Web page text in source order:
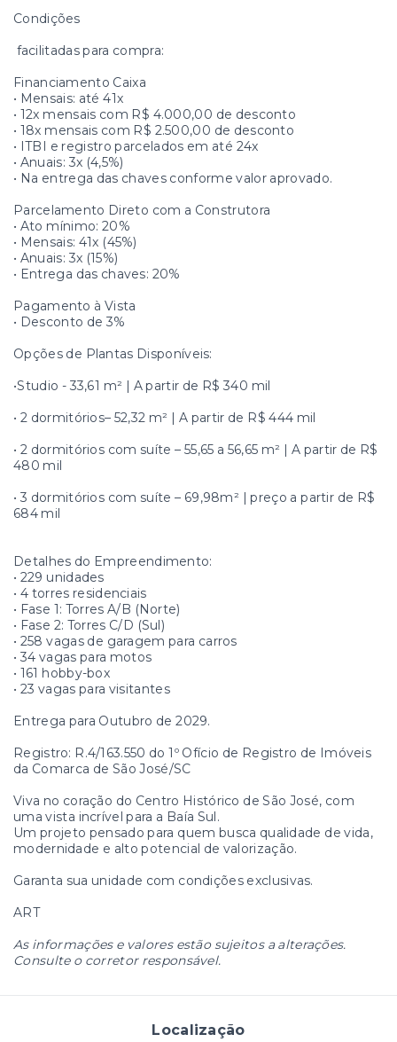
Condições
facilitadas para compra:
Financiamento Caixa
• Mensais: até 41x
• 12x mensais com R$ 4.000,00 de desconto
• 18x mensais com R$ 2.500,00 de desconto
• ITBI e registro parcelados em até 24x
• Anuais: 3x (4,5%)
• Na entrega das chaves conforme valor aprovado.
Parcelamento Direto com a Construtora
• Ato mínimo: 20%
• Mensais: 41x (45%)
• Anuais: 3x (15%)
• Entrega das chaves: 20%
Pagamento à Vista
• Desconto de 3%
Opções de Plantas Disponíveis:
•Studio - 33,61 m² | A partir de R$ 340 mil
• 2 dormitórios– 52,32 m² | A partir de R$ 444 mil
• 2 dormitórios com suíte – 55,65 a 56,65 m² | A partir de R$
480 mil
• 3 dormitórios com suíte – 69,98m² | preço a partir de R$
684 mil
Detalhes do Empreendimento:
• 229 unidades
• 4 torres residenciais
• Fase 1: Torres A/B (Norte)
• Fase 2: Torres C/D (Sul)
• 258 vagas de garagem para carros
• 34 vagas para motos
• 161 hobby-box
• 23 vagas para visitantes
Entrega para Outubro de 2029.
Registro: R.4/163.550 do 1º Ofício de Registro de Imóveis
da Comarca de São José/SC
Viva no coração do Centro Histórico de São José, com
uma vista incrível para a Baía Sul.
Um projeto pensado para quem busca qualidade de vida,
modernidade e alto potencial de valorização.
Garanta sua unidade com condições exclusivas.
ART
As informações e valores estão sujeitos a alterações.
Consulte o corretor responsável.
Localização